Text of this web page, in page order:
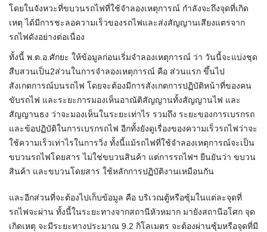
โดยในจังหวะที่ขบวนรถไฟที่ใช้จำลองเหตุการณ์ กำลังจะถึงจุดที่เกิด
เหตุ ได้มีการชะลอความเร็วของรถไฟและส่งสัญญานเสียงแตรจาก
รถไฟดังอย่างต่อเนื่อง
ทั้งนี้ พ.ต.อ.ศักยะ ให้ข้อมูลก่อนเริ่มจำลองเหตุการณ์ ว่า วันนี้จะแบ่งชุด
สืบสวนเป็น2ส่วนในการจำลองเหตุการณ์ คือ ส่วนแรก ขึ้นไป
สังเกตการณ์บนรถไฟ โดยจะต้องมีการสังเกตการปฏิบัติหน้าที่ของคน
ขับรถไฟ และระยะการมองเห็นอาณัติสัญญานทั้งสัญญานไฟ และ
สัญญานธง ว่าจะมองเห็นในระยะเท่าไร รวมถึง ระยะของการเบรกรถ
และข้อปฏิบัติในการเบรกรถไฟ อีกทั้งยังดูเรื่องของความเร็วรถไฟว่าจะ
ใช้ความเร็วเท่าไรในการวิ่ง ทั้งนี้แม้รถไฟที่ใช้จำลองเหตุการณ์จะเป็น
ขบวนรถไฟโดยสาร ไม่ใช่ขบวนสินค้า แต่การรถไฟฯ ยืนยันว่า ขบวน
สินค้า และขบวนโดยสาร ใช้หลักการปฏิบัติงานเหมือนกัน
และอีกส่วนที่จะต้องไปเก็บข้อมูล คือ บริเวณตู้หรือซุ้มในแต่ละจุดที่
รถไฟจะผ่าน ทั้งนี้ในระยะทางจากสถานีหัวหมาก มายังสถานีอโศก จุด
เกิดเหตุ จะมีระยะทางประมาณ 9.2 กิโลเมตร จะต้องผ่านซุ้มหรือจุดที่มี